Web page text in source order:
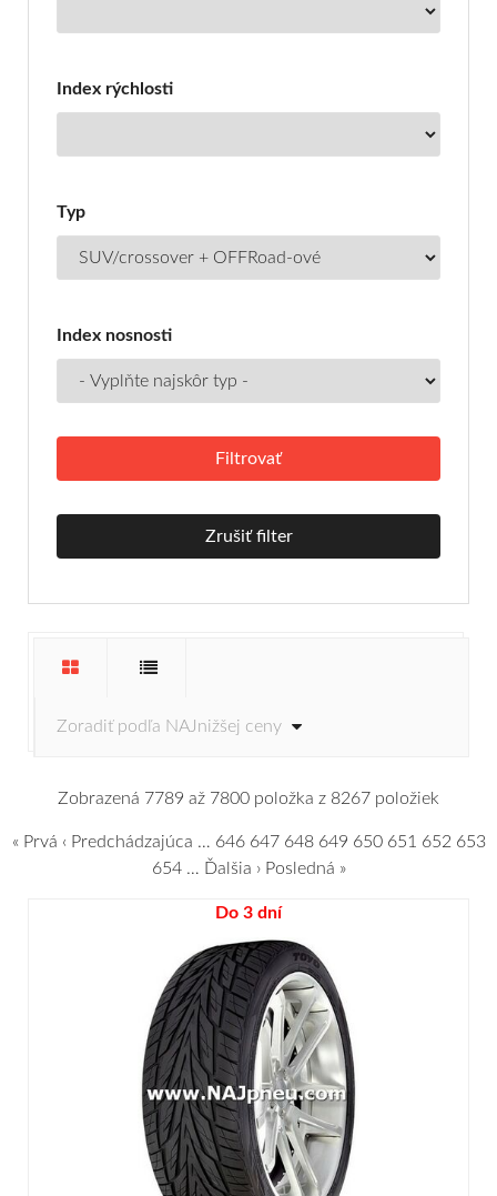
Index rýchlosti
Typ
Index nosnosti
Zrušiť filter
Zobrazená 7789 až 7800 položka z 8267 položiek
« Prvá ‹ Predchádzajúca … 646 647 648 649 650 651 652 653
654 … Ďalšia › Posledná »
Do 3 dní